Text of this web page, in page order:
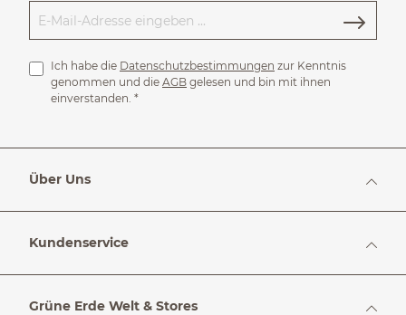
Ich habe die Datenschutzbestimmungen zur Kenntnis
genommen und die AGB gelesen und bin mit ihnen
einverstanden. *
Über Uns
Kundenservice
Grüne Erde Welt & Stores